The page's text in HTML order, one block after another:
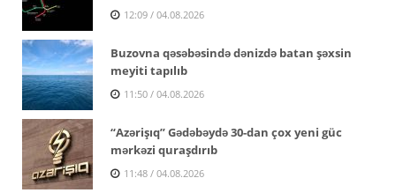
12:09 / 04.08.2026
Buzovna qəsəbəsində dənizdə batan şəxsin
meyiti tapılıb
11:50 / 04.08.2026
“Azərişıq” Gədəbəydə 30-dan çox yeni güc
mərkəzi quraşdırıb
11:48 / 04.08.2026